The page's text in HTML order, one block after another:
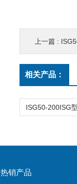
上一篇 :
相关产品：
热销产品